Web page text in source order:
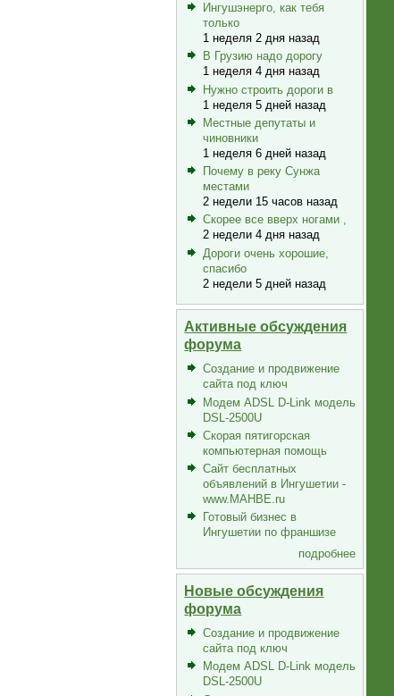
Ингушэнерго, как тебя
только
1 неделя 2 дня назад
В Грузию надо дорогу
1 неделя 4 дня назад
Нужно строить дороги в
1 неделя 5 дней назад
Местные депутаты и
чиновники
1 неделя 6 дней назад
Почему в реку Сунжа
местами
2 недели 15 часов назад
Скорее все вверх ногами ,
2 недели 4 дня назад
Дороги очень хорошие,
спасибо
2 недели 5 дней назад
Активные обсуждения
форума
Создание и продвижение
сайта под ключ
Модем ADSL D-Link модель
DSL-2500U
Скорая пятигорская
компьютерная помощь
Сайт бесплатных
объявлений в Ингушетии -
www.MAHBE.ru
Готовый бизнес в
Ингушетии по франшизе
подробнее
Новые обсуждения
форума
Создание и продвижение
сайта под ключ
Модем ADSL D-Link модель
DSL-2500U